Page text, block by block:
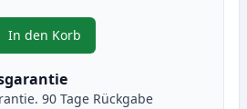
um anzupassen
In den Korb
, 4 stück Brother TN325 (TN320)
90 Tage Rückgabe